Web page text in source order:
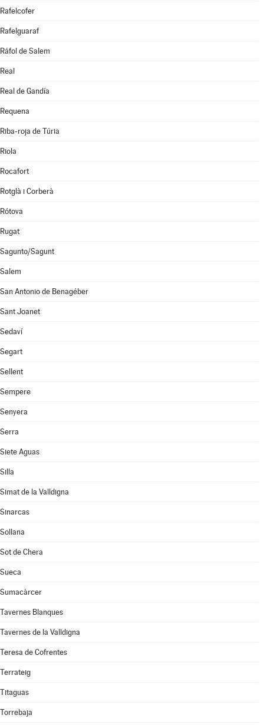
Rafelcofer
Rafelguaraf
Ráfol de Salem
Real
Real de Gandía
Requena
Riba-roja de Túria
Riola
Rocafort
Rotglà i Corberà
Rótova
Rugat
Sagunto/Sagunt
Salem
San Antonio de Benagéber
Sant Joanet
Sedaví
Segart
Sellent
Sempere
Senyera
Serra
Siete Aguas
Silla
Simat de la Valldigna
Sinarcas
Sollana
Sot de Chera
Sueca
Sumacàrcer
Tavernes Blanques
Tavernes de la Valldigna
Teresa de Cofrentes
Terrateig
Titaguas
Torrebaja